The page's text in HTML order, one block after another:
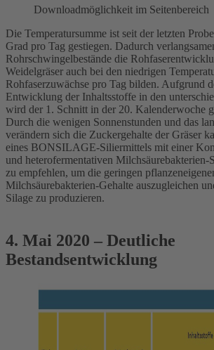
Downloadmöglichkeit im Seitenbereich
Die Temperatursumme ist seit der letzten
Grad pro Tag gestiegen. Dadurch
Rohrschwingelbestände die
Weidelgräser auch bei den niedrigen
Rohfaserzuwächse pro Tag bilden. Aufgrund
Entwicklung der Inhaltsstoffe in den
wird der 1. Schnitt in der 20. Kalenderwoche
Durch die wenigen Sonnenstunden und das
verändern sich die Zuckergehalte der Gräser
eines BONSILAGE-Siliermittels mit einer
und heterofermentativen Milchsäurebakterien-
zu empfehlen, um die geringen
Milchsäurebakterien-Gehalte auszugleichen
Silage zu produzieren.
4. Mai 2020 – Deutliche
Bestandsentwicklung